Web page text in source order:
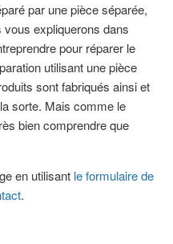
par une pièce séparée,
expliquerons dans
pour réparer le
utilisant une pièce
sont fabriqués ainsi et
sorte. Mais comme le
bien comprendre que
en utilisant le formulaire de
.